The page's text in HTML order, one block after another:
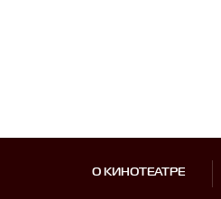
О КИНОТЕАТРЕ